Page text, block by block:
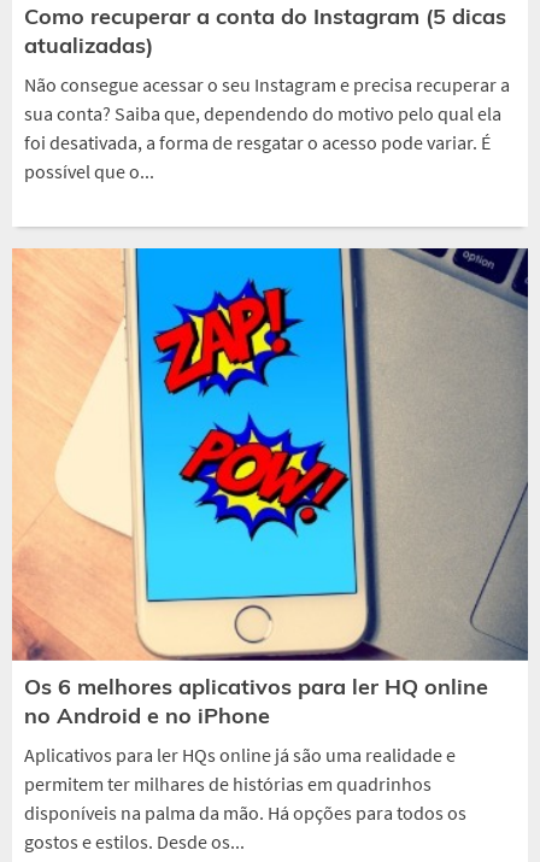
Como recuperar a conta do Instagram (5 dicas
atualizadas)
Não consegue acessar o seu Instagram e precisa recuperar a
sua conta? Saiba que, dependendo do motivo pelo qual ela
foi desativada, a forma de resgatar o acesso pode variar. É
possível que o...
Os 6 melhores aplicativos para ler HQ online
no Android e no iPhone
Aplicativos para ler HQs online já são uma realidade e
permitem ter milhares de histórias em quadrinhos
disponíveis na palma da mão. Há opções para todos os
gostos e estilos. Desde os...